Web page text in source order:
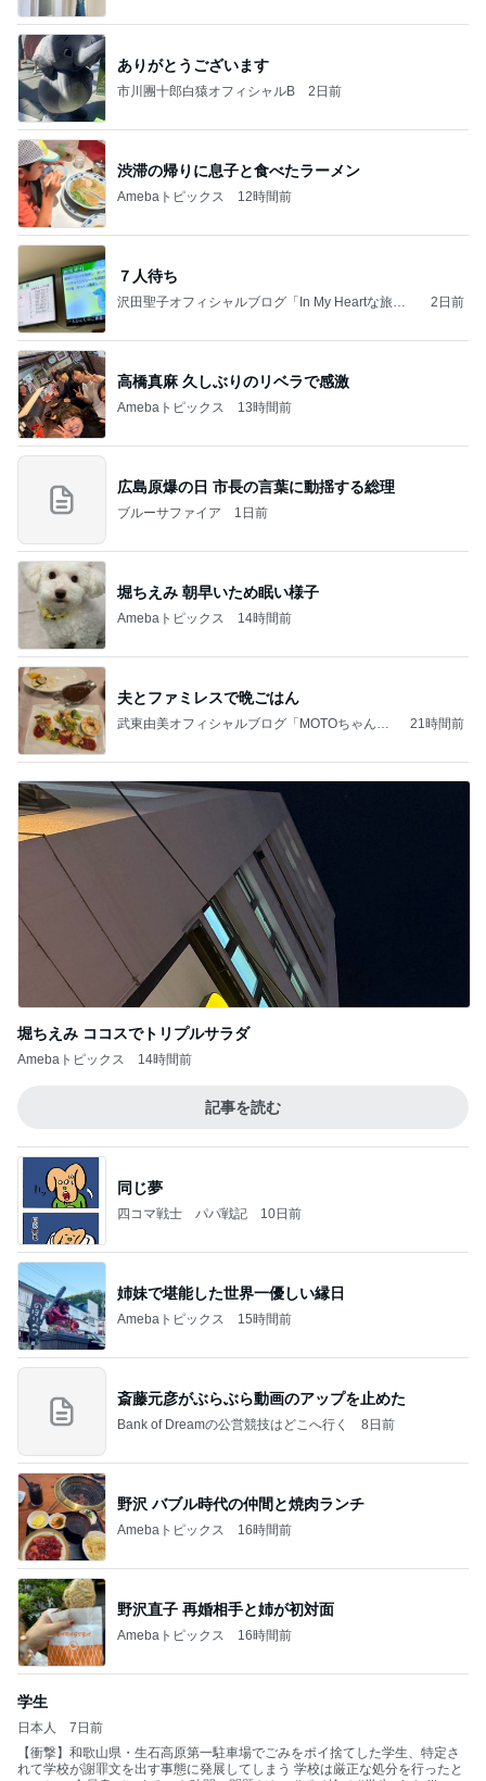
ありがとうございます
市川團十郎白猿オフィシャルB 2日前
渋滞の帰りに息子と食べたラーメン
Amebaトピックス 12時間前
７人待ち
沢田聖子オフィシャルブログ「In My Heartな旅日
2日前
高橋真麻 久しぶりのリベラで感激
Amebaトピックス 13時間前
広島原爆の日 市長の言葉に動揺する総理
ブルーサファイア 1日前
堀ちえみ 朝早いため眠い様子
Amebaトピックス 14時間前
夫とファミレスで晩ごはん
武東由美オフィシャルブログ「MOTOちゃんと
21時間前
堀ちえみ ココスでトリプルサラダ
Amebaトピックス 14時間前
記事を読む
同じ夢
四コマ戦士 パパ戦記 10日前
姉妹で堪能した世界一優しい縁日
Amebaトピックス 15時間前
斎藤元彦がぶらぶら動画のアップを止めた
Bank of Dreamの公営競技はどこへ行く 8日前
野沢 バブル時代の仲間と焼肉ランチ
Amebaトピックス 16時間前
野沢直子 再婚相手と姉が初対面
Amebaトピックス 16時間前
学生
日本人
7日前
【衝撃】和歌山県・生石高原第一駐車場でごみをポイ捨てした学生、特定さ
れて学校が謝罪文を出す事態に発展してしまう 学校は厳正な処分を行ったと